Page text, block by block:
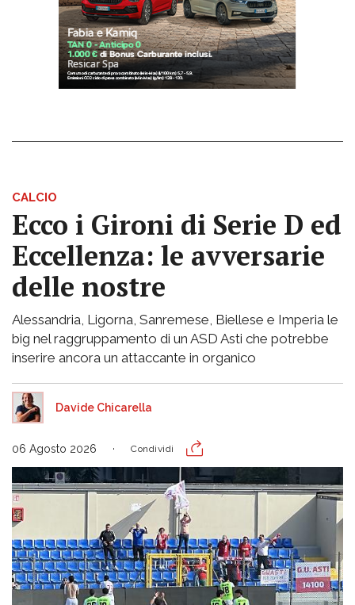
CALCIO
Ecco i Gironi di Serie D ed
Eccellenza: le avversarie
delle nostre
Alessandria, Ligorna, Sanremese, Biellese e Imperia le
big nel raggruppamento di un ASD Asti che potrebbe
inserire ancora un attaccante in organico
Davide Chicarella
06 Agosto 2026 Condividi